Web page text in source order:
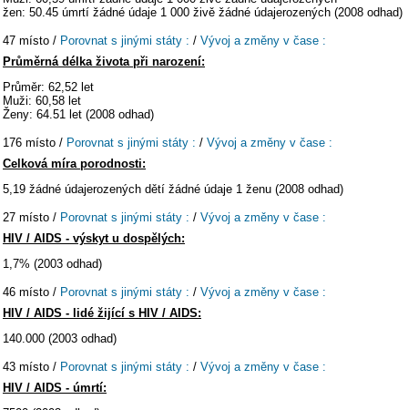
žen: 50.45 úmrtí žádné údaje 1 000 živě žádné údajerozených (2008 odhad)
47 místo / Porovnat s jinými státy : / Vývoj a změny v čase :
Průměrná délka života při narození:
Průměr: 62,52 let
Muži: 60,58 let
Ženy: 64.51 let (2008 odhad)
176 místo / Porovnat s jinými státy : / Vývoj a změny v čase :
Celková míra porodnosti:
5,19 žádné údajerozených dětí žádné údaje 1 ženu (2008 odhad)
27 místo / Porovnat s jinými státy : / Vývoj a změny v čase :
HIV / AIDS - výskyt u dospělých:
1,7% (2003 odhad)
46 místo / Porovnat s jinými státy : / Vývoj a změny v čase :
HIV / AIDS - lidé žijící s HIV / AIDS:
140.000 (2003 odhad)
43 místo / Porovnat s jinými státy : / Vývoj a změny v čase :
HIV / AIDS - úmrtí: